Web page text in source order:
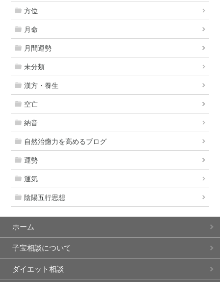
方位
月命
月間運勢
未分類
漢方・養生
空亡
納音
自然治癒力を高めるブログ
運勢
運気
陰陽五行思想
ホーム
子宝相談について
ダイエット相談